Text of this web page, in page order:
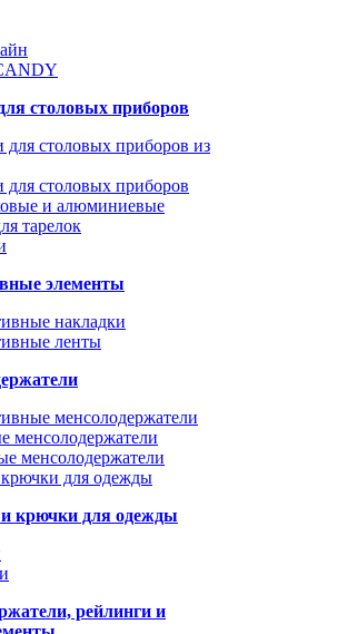
столовых приборов
для столовых приборов из
для столовых приборов
и алюминиевые
тарелок
элементы
накладки
ленты
менсолодержатели
менсолодержатели
менсолодержатели
крючки для одежды
рейлинги и